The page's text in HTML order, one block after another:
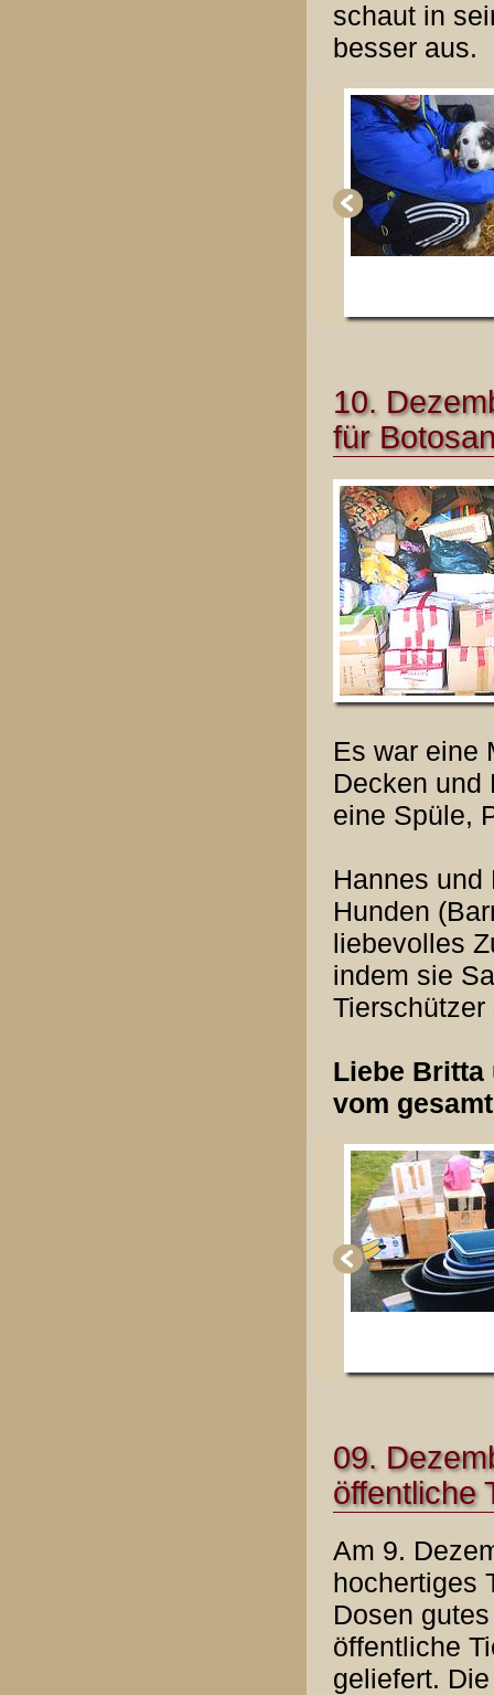
schaut in
besser aus.
10.
für
Es war eine
Decken und
eine Spüle,
Hannes und
Hunden
liebevolles
indem sie
Liebe Britta
vom
09.
öffentliche
Am 9.
hochertiges
Dosen
öffentliche
geliefert.